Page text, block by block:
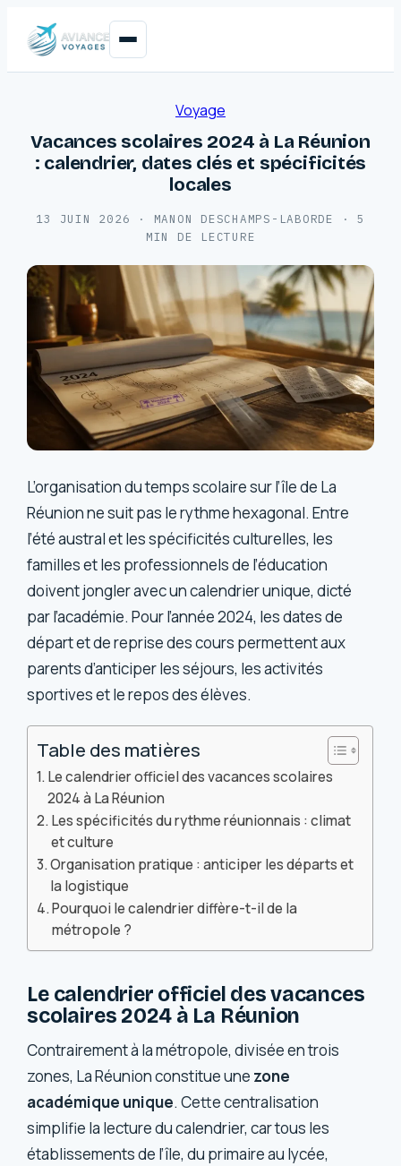
Voyage
Vacances scolaires 2024 à La Réunion
: calendrier, dates clés et spécificités
locales
13 JUIN 2026 · MANON DESCHAMPS-LABORDE ·
5
MIN DE LECTURE
L’organisation du temps scolaire sur l’île de La
Réunion ne suit pas le rythme hexagonal. Entre
l’été austral et les spécificités culturelles, les
familles et les professionnels de l’éducation
doivent jongler avec un calendrier unique, dicté
par l’académie. Pour l’année 2024, les dates de
départ et de reprise des cours permettent aux
parents d’anticiper les séjours, les activités
sportives et le repos des élèves.
Table des matières
Le calendrier officiel des vacances scolaires
2024 à La Réunion
Les spécificités du rythme réunionnais : climat
et culture
Organisation pratique : anticiper les départs et
la logistique
Pourquoi le calendrier diffère-t-il de la
métropole ?
Le calendrier officiel des vacances
scolaires 2024 à La Réunion
Contrairement à la métropole, divisée en trois
zones, La Réunion constitue une zone
académique unique. Cette centralisation
simplifie la lecture du calendrier, car tous les
établissements de l’île, du primaire au lycée,